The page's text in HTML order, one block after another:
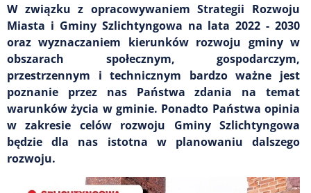
W związku z opracowywaniem Strategii Rozwoju
Miasta i Gminy Szlichtyngowa na lata 2022 - 2030
oraz wyznaczaniem kierunków rozwoju gminy w
obszarach społecznym, gospodarczym,
przestrzennym i technicznym bardzo ważne jest
poznanie przez nas Państwa zdania na temat
warunków życia w gminie. Ponadto Państwa opinia
w zakresie celów rozwoju Gminy Szlichtyngowa
będzie dla nas istotna w planowaniu dalszego
rozwoju.